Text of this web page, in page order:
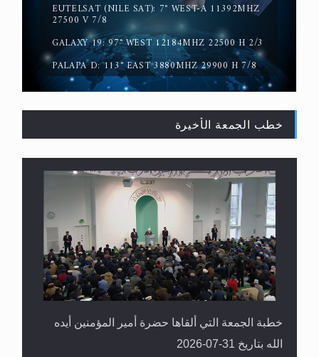
حقيقة المسيح الدجال
القرآن قاضٍ وحكمٌ على السنة ومهيمنٌ عليها.. ليس
العكس
EUTELSAT (NILE SAT): 7° WEST-A 11392MHZ
27500 V 7/8
GALAXY 19: 97° WEST 12184MHZ 22500 H 2/3
PALAPA D: 113° EAST 3880MHZ 29900 H 7/8
خطب الجمعة الأخيرة
خطبة الجمعة التي ألقاها حضرة أمير المؤمنين أيده
الله بتاريخ 31-07-2026